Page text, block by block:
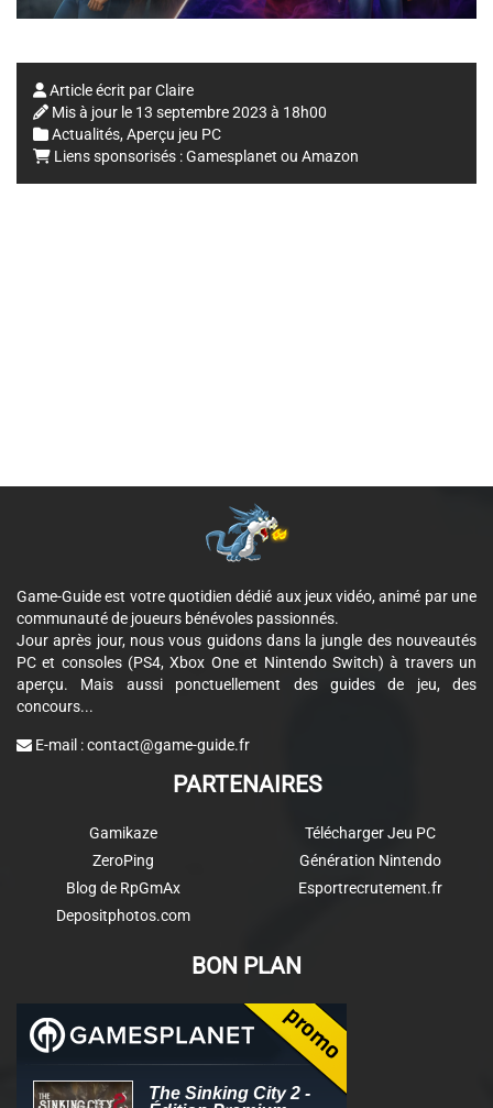
Article écrit parClaire
Mis à jour le 13 septembre 2023 à 18h00
Actualités, Aperçu jeu PC
Liens sponsorisés :Gamesplanet ou Amazon
Game-Guide est votre quotidien dédié aux jeux vidéo, animé par une
communauté de joueurs bénévoles passionnés.
Jour après jour, nous vous guidons dans la jungle des nouveautés
PC et consoles (PS4, Xbox One et Nintendo Switch) à travers un
aperçu. Mais aussi ponctuellement des guides de jeu, des
concours...
E-mail :contact@game-guide.fr
PARTENAIRES
Gamikaze
ZeroPing
Blog de RpGmAx
Depositphotos.com
Télécharger Jeu PC
Génération Nintendo
Esportrecrutement.fr
BON PLAN